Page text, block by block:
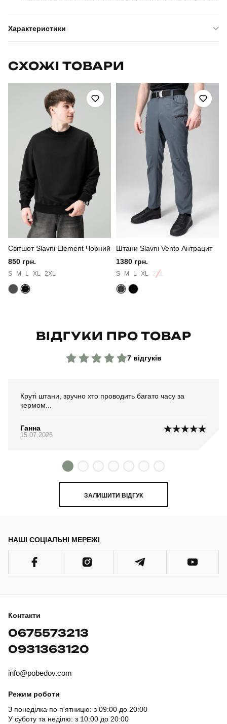
Характеристики
штани
Призначення для повсякденного носіння
Стать
Стиль повсякденний
Сезон
Колір
Матеріал софтшел
Склад тканини
СХОЖІ ТОВАРИ
Світшот Slavni Element Чорний
850 грн.
S M L XL 2XL
Штани Slavni Vento Антрацит
1380 грн.
S M L XL 2XL
ВІДГУКИ ПРО ТОВАР
7 відгуків
Круті штани, зручно хто проводить багато часу за
кермом...
Ганна
15.07.2026
ЗАЛИШИТИ ВІДГУК
НАШІ СОЦІАЛЬНІ МЕРЕЖІ
Контакти
0675573213
0931363120
info@pobedov.com
Режим роботи
З понеділка по п'ятницю: з 09:00 до 20:00
У суботу та неділю: з 10:00 до 20:00